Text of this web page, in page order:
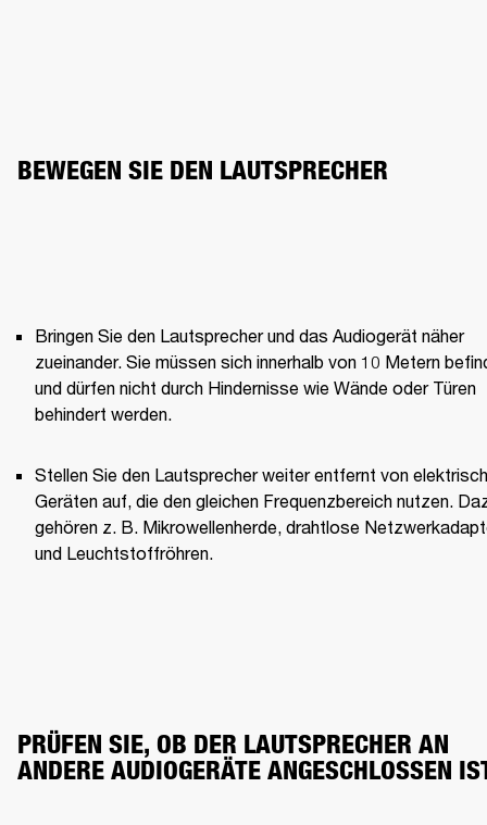
BEWEGEN SIE DEN LAUTSPRECHER
Bringen Sie den Lautsprecher und das Audiogerät näher
zueinander. Sie müssen sich innerhalb von 10 Metern
und dürfen nicht durch Hindernisse wie Wände oder Türen
behindert werden.
Stellen Sie den Lautsprecher weiter entfernt von
Geräten auf, die den gleichen Frequenzbereich nutzen.
gehören z. B. Mikrowellenherde, drahtlose
und Leuchtstoffröhren.
PRÜFEN SIE, OB DER LAUTSPRECHER AN
ANDERE AUDIOGERÄTE ANGESCHLOSSEN